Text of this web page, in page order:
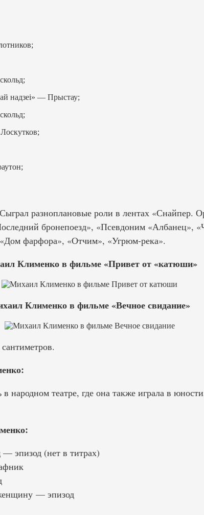
надзеi» — Прыстау;
разноплановые роли в лентах «Снайпер.
бронепоезд», «Псевдоним «Албанец»,
фарфора», «Отчим», «Угрюм-река».
Клименко в фильме «Привет от «катюши»
Клименко в фильме «Вечное свидание»
сантиметров.
театре, где она также играла в
эпизод (нет в титрах)
— эпизод